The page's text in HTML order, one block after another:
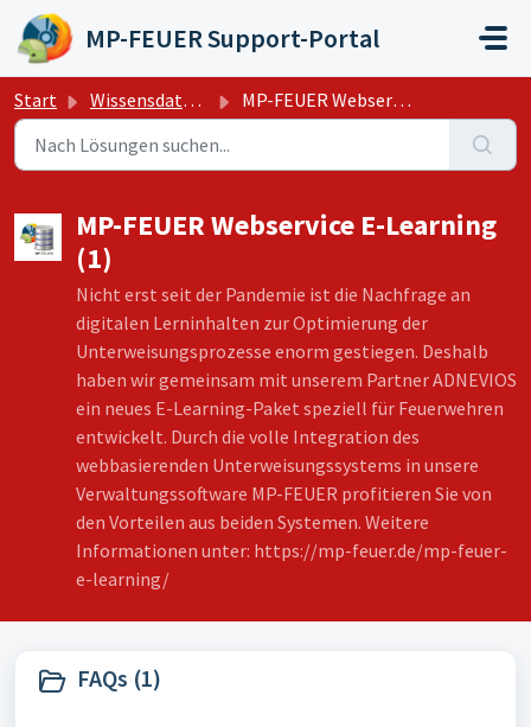
Zum hauptsächlichen Inhalt gehen
MP-FEUER Support-Portal
Start Wissensdatenbank MP-FEUER Webservice E-Learning
MP-FEUER Webservice E-Learning
(1)
Nicht erst seit der Pandemie ist die Nachfrage an
digitalen Lerninhalten zur Optimierung der
Unterweisungsprozesse enorm gestiegen. Deshalb
haben wir gemeinsam mit unserem Partner ADNEVIOS
ein neues E-Learning-Paket speziell für Feuerwehren
entwickelt. Durch die volle Integration des
webbasierenden Unterweisungssystems in unsere
Verwaltungssoftware MP-FEUER profitieren Sie von
den Vorteilen aus beiden Systemen. Weitere
Informationen unter: https://mp-feuer.de/mp-feuer-
e-learning/
FAQs (1)